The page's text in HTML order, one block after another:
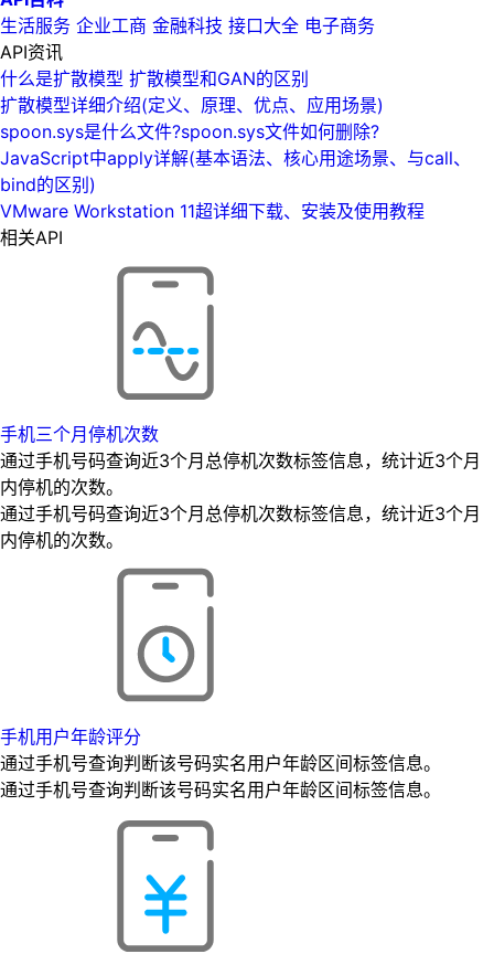
生活服务 企业工商 金融科技 接口大全 电子商务
API资讯
什么是扩散模型 扩散模型和GAN的区别
扩散模型详细介绍(定义、原理、优点、应用场景)
spoon.sys是什么文件?spoon.sys文件如何删除?
JavaScript中apply详解(基本语法、核心用途场景、与call、
bind的区别)
VMware Workstation 11超详细下载、安装及使用教程
相关API
手机三个月停机次数
通过手机号码查询近3个月总停机次数标签信息，统计近3个月
内停机的次数。
通过手机号码查询近3个月总停机次数标签信息，统计近3个月
内停机的次数。
手机用户年龄评分
通过手机号查询判断该号码实名用户年龄区间标签信息。
通过手机号查询判断该号码实名用户年龄区间标签信息。